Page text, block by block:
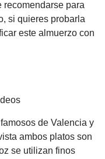
para
si quieres probarla
este almuerzo con
de Valencia y
ambos platos son
se utilizan finos